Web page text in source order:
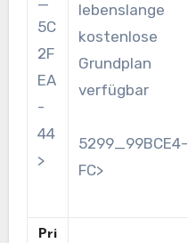
5C
2F
EA
-
44
>
lebenslange
kostenlose
Grundplan
verfügbar
5299_99BCE4-
FC>
Pri